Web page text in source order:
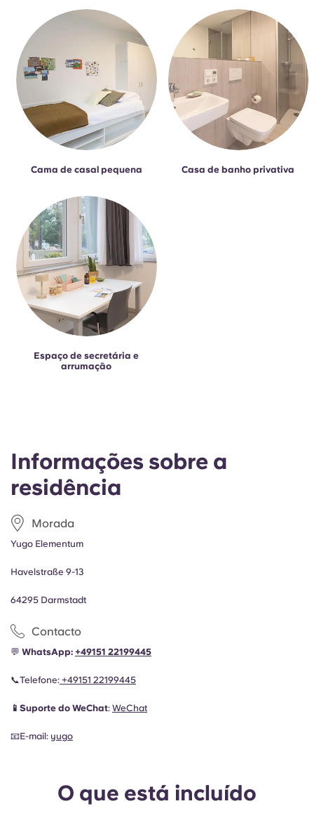
Informações sobre a
residência
Morada
Yugo Elementum
Havelstraße 9-13
64295 Darmstadt
Contacto
💬 WhatsApp: +49151 22199445
📞Telefone: +49151 22199445
📱Suporte do WeChat: WeChat
📧E-mail: yugo
O que está incluído
Cama de casal pequena Casa de banho privativa
Espaço de secretária e
arrumação